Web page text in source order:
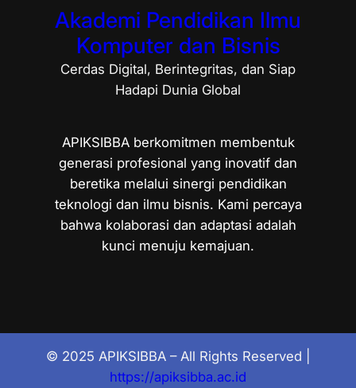
Akademi Pendidikan Ilmu
Komputer dan Bisnis
Cerdas Digital, Berintegritas, dan Siap
Hadapi Dunia Global
APIKSIBBA berkomitmen membentuk
generasi profesional yang inovatif dan
beretika melalui sinergi pendidikan
teknologi dan ilmu bisnis. Kami percaya
bahwa kolaborasi dan adaptasi adalah
kunci menuju kemajuan.
© 2025 APIKSIBBA – All Rights Reserved |
https://apiksibba.ac.id